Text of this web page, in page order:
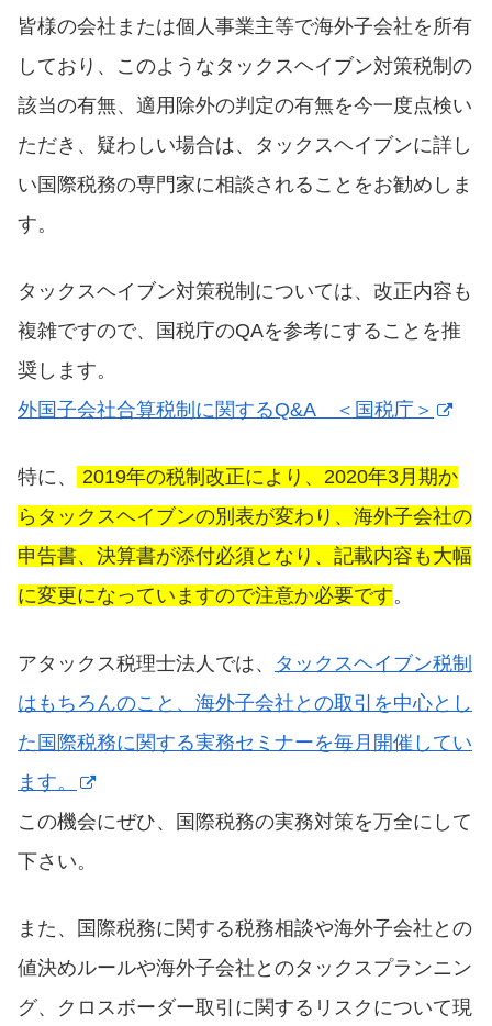
皆様の会社または個人事業主等で海外子会社を所有
しており、このようなタックスヘイブン対策税制の
該当の有無、適用除外の判定の有無を今一度点検い
ただき、疑わしい場合は、タックスヘイブンに詳し
い国際税務の専門家に相談されることをお勧めしま
す。
タックスヘイブン対策税制については、改正内容も
複雑ですので、国税庁のQAを参考にすることを推
奨します。
外国子会社合算税制に関するQ&A ＜国税庁＞
特に、
2019年の税制改正により、2020年3月期か
らタックスヘイブンの別表が変わり、海外子会社の
申告書、決算書が添付必須となり、記載内容も大幅
に変更になっていますので注意か必要です。
アタックス税理士法人では、 タックスヘイブン税制
はもちろんのこと、海外子会社との取引を中心とし
た国際税務に関する実務セミナーを毎月開催してい
ます。
この機会にぜひ、国際税務の実務対策を万全にして
下さい。
また、国際税務に関する税務相談や海外子会社との
値決めルールや海外子会社とのタックスプランニン
グ、クロスボーダー取引に関するリスクについて現